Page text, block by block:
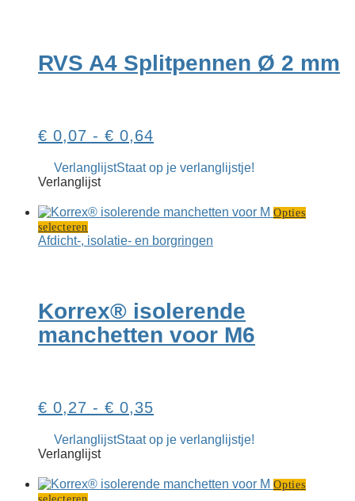
optie
kan
RVS A4 Splitpennen Ø 2 mm
€ 0,07 - € 0,64
tot
VerlanglijstStaat op je verlanglijstje!
Verlanglijst
Opties
selecterenDit
product
optie
kan
gekozen
Afdicht-, isolatie- en borgringen
Korrex® isolerende
manchetten voor M6
€ 0,27 - € 0,35
tot
VerlanglijstStaat op je verlanglijstje!
Verlanglijst
Opties
Dit